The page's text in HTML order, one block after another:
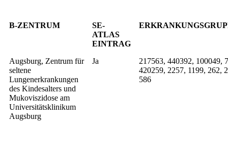
B-ZENTRUM
SE-
ATLAS
EINTRAG
Augsburg, Zentrum für
seltene
Lungenerkrankungen
des Kindesalters und
Mukoviszidose am
Universitätsklinikum
Augsburg
Ja
217563, 440392, 100049,
420259, 2257, 1199, 262,
586